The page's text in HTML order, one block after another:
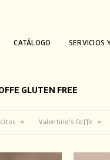
CATÁLOGO SERVICIOS
GLUTEN FREE
Valentino's Coffe